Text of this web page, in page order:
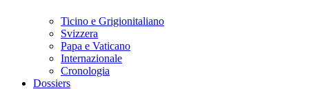
Ticino e Grigionitaliano
Svizzera
Papa e Vaticano
Internazionale
Cronologia
Dossiers